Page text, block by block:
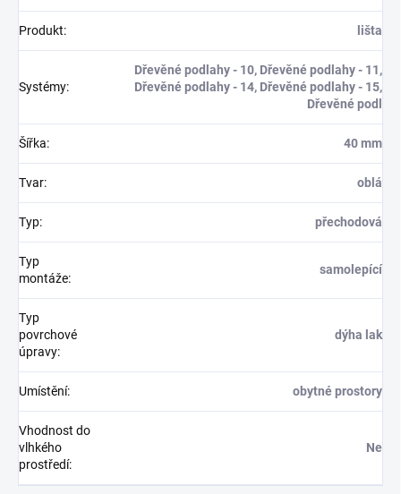
Produkt: lišta
Systémy:
Dřevěné podlahy - 10, Dřevěné podlahy - 11,
Dřevěné podlahy - 14, Dřevěné podlahy - 15,
Dřevěné podl
Šířka: 40 mm
Tvar: oblá
Typ: přechodová
Typ
montáže:
samolepící
Typ
povrchové
úpravy:
dýha lak
Umístění: obytné prostory
Vhodnost do
vlhkého
prostředí:
Ne